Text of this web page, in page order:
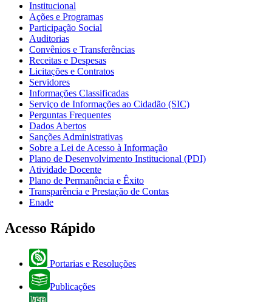
Institucional
Ações e Programas
Participação Social
Auditorias
Convênios e Transferências
Receitas e Despesas
Licitações e Contratos
Servidores
Informações Classificadas
Serviço de Informações ao Cidadão (SIC)
Perguntas Frequentes
Dados Abertos
Sanções Administrativas
Sobre a Lei de Acesso à Informação
Plano de Desenvolvimento Institucional (PDI)
Atividade Docente
Plano de Permanência e Êxito
Transparência e Prestação de Contas
Enade
Acesso Rápido
Portarias e Resoluções
Publicações